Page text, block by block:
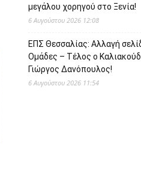
μεγάλου χορηγού στο Ξενία!
6 Αυγούστου 2026 12:08
ΕΠΣ Θεσσαλίας: Αλλαγή
Ομάδες – Τέλος ο
Γιώργος Δανόπουλος!
6 Αυγούστου 2026 11:54